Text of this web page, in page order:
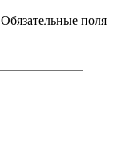
Обязательные поля